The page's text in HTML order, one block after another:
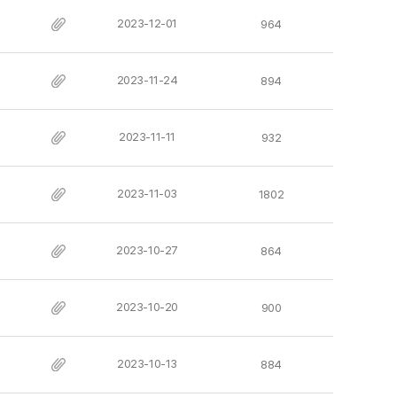
2023-12-01 964
2023-11-24 894
2023-11-11 932
2023-11-03 1802
2023-10-27 864
2023-10-20 900
2023-10-13 884